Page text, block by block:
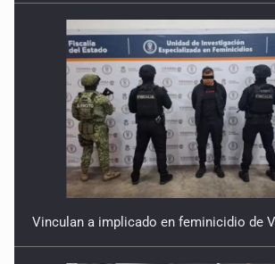
Vinculan a implicado en feminicidio de